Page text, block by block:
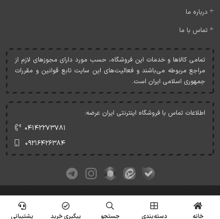
درباره ما
تماس با ما
تمامی کالاها و خدمات اين فروشگاه، حسب مورد دارای مجوزهای لازم از
مراجع مربوطه می‌باشند و فعاليت‌های اين سايت تابع قوانين و مقررات
جمهوری اسلامی ايران است.
اطلاعات تماس با فروشگاه اینترنتی ایران عرضه:
۰۴۱۴۲۲۷۳۷۸۱
۰۹۲۱۶۴۲۶۳۸۴
کلیه حقوق این وبسایت متعلق به ایران عرضه می‌باشد.
© Copyrights - IranArze.ir - 1405
خانه دسته‌بندی جستجو پیگیری خرید پشتیبانی